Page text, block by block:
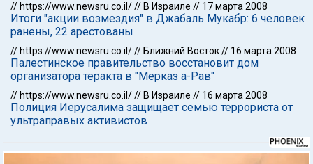
// https://www.newsru.co.il/// В Израиле // 17 марта 2008
Итоги "акции возмездия" в Джабаль Мукабр: 6 человек
ранены, 22 арестованы
// https://www.newsru.co.il/// Ближний Восток// 16 марта 2008
Палестинское правительство восстановит дом
организатора теракта в "Мерказ а-Рав"
// https://www.newsru.co.il/// В Израиле // 16 марта 2008
Полиция Иерусалима защищает семью террориста от
ультраправых активистов